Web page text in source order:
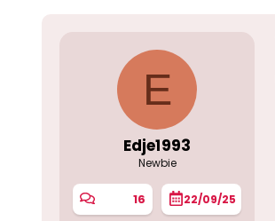
E
Edje1993
Newbie
16 22/09/25